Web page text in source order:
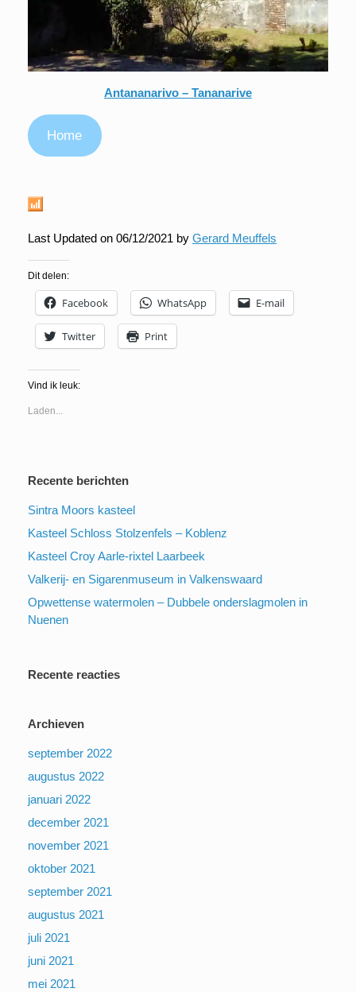
Antananarivo – Tananarive
Home
Last Updated on 06/12/2021 by Gerard Meuffels
Dit delen:
Facebook WhatsApp E-mail
Twitter Print
Vind ik leuk:
Laden...
Recente berichten
Sintra Moors kasteel
Kasteel Schloss Stolzenfels – Koblenz
Kasteel Croy Aarle-rixtel Laarbeek
Valkerij- en Sigarenmuseum in Valkenswaard
Opwettense watermolen – Dubbele onderslagmolen in
Nuenen
Recente reacties
Archieven
september 2022
augustus 2022
januari 2022
december 2021
november 2021
oktober 2021
september 2021
augustus 2021
juli 2021
juni 2021
mei 2021